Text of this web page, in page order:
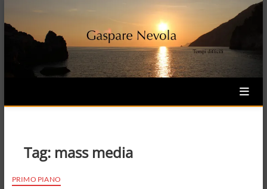
content
Tag: mass media
PRIMO PIANO